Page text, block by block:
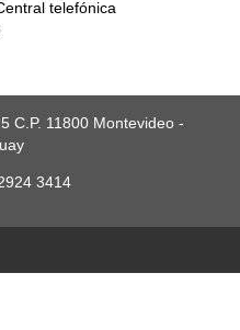
telefónica
C.P. 11800 Montevideo -
3414